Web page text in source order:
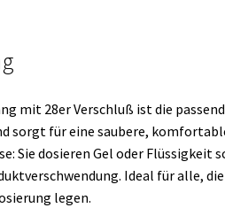
mit 28er Verschluß ist die
sorgt für eine saubere,
Sie dosieren Gel oder
Ideal für alle,
legen.